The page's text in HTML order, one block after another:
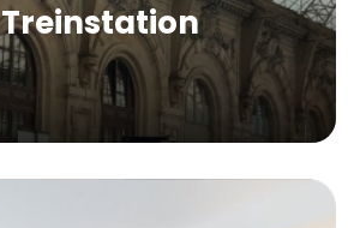
Treinstation